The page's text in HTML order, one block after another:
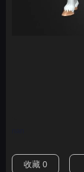
收藏 0